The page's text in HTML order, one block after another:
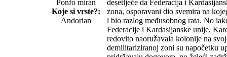
Ponfo miran
Koje si vrste?:
Andorian
desetljeće da Federacija i
zona, osporavani dio svemira na
i bio razlog međusobnog rata. No
Federacije i Kardasijanske unije,
redovito naoružavala kolonije na
demilitariziranoj zoni su napočetku